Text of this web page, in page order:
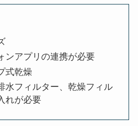
ンアプリの連携が必要
式乾燥
水フィルター、乾燥フィル
れが必要